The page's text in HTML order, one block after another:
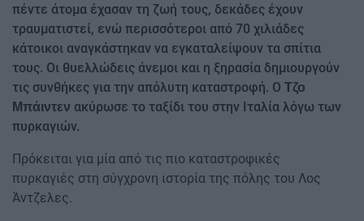
πέντε άτομα έχασαν τη ζωή τους, δεκάδες έχουν
τραυματιστεί, ενώ περισσότεροι από 70 χιλιάδες
κάτοικοι αναγκάστηκαν να εγκαταλείψουν τα σπίτια
τους. Οι θυελλώδεις άνεμοι και η ξηρασία δημιουργούν
τις συνθήκες για την απόλυτη καταστροφή. Ο Τζο
Μπάιντεν ακύρωσε το ταξίδι του στην Ιταλία λόγω των
πυρκαγιών.
Πρόκειται για μία από τις πιο καταστροφικές
πυρκαγιές στη σύγχρονη ιστορία της πόλης του Λος
Άντζελες.